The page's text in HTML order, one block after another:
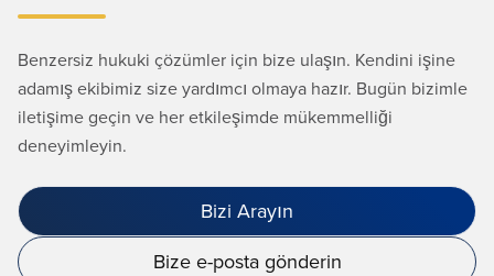
Benzersiz hukuki çözümler için bize ulaşın. Kendini işine
adamış ekibimiz size yardımcı olmaya hazır. Bugün bizimle
iletişime geçin ve her etkileşimde mükemmelliği
deneyimleyin.
Bizi Arayın
Bize e-posta gönderin